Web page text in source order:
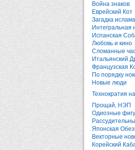
Война знаков
Еврейский Кот
Загадка ислама
Интегральная
Испанская
Любовь и кино
Сломанные
Итальянский
Французская
По порядку
Новые люди
Технократия
Прощай, НЭП
Одиозные
Японская
Векторные
Корейский